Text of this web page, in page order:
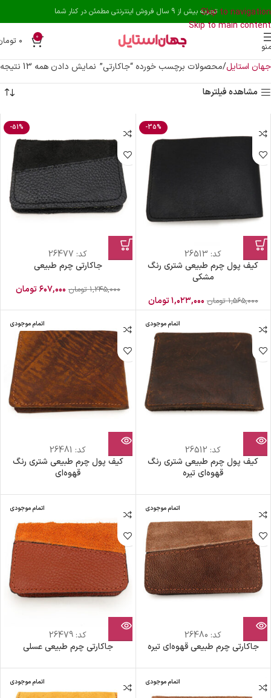
Skip to navigation
Skip to main content
تجربه بیش از 9 سال فروش اینترنتی مطمئن در کنار شما
0 ۰
جهان استایل محصولات برچسب خورده “جاکارتی” نمایش دادن همه 13 نتیجه
مشاهده فیلترها
-35%
کد: 26513
کیف پول چرم طبیعی شتری رنگ
مشکی
۱,۵۶۵,۰۰۰ تومان ۱,۰۲۳,۰۰۰تومان
-51%
کد: 26477
جاکارتی چرم طبیعی
۱,۲۴۵,۰۰۰ تومان ۶۰۷,۰۰۰ تومان
اتمام موجودی
کد: 26512
کیف پول چرم طبیعی شتری رنگ
قهوه‌ای تیره
اتمام موجودی
کد: 26481
کیف پول چرم طبیعی شتری رنگ
قهوه‌ای
اتمام موجودی
کد: 26480
جاکارتی چرم طبیعی قهوه‌ای تیره
اتمام موجودی
کد: 26479
جاکارتی چرم طبیعی عسلی
اتمام موجودی اتمام موجودی